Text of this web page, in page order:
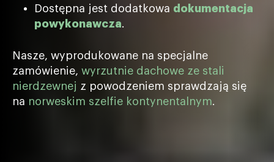
Dostępna jest dodatkowa dokumentacja
powykonawcza.
Nasze, wyprodukowane na specjalne
zamówienie, wyrzutnie dachowe ze stali
nierdzewnej z powodzeniem sprawdzają się
na norweskim szelfie kontynentalnym.